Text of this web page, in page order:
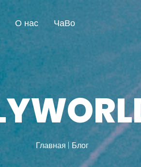
О нас ЧаВо
Главная Блог